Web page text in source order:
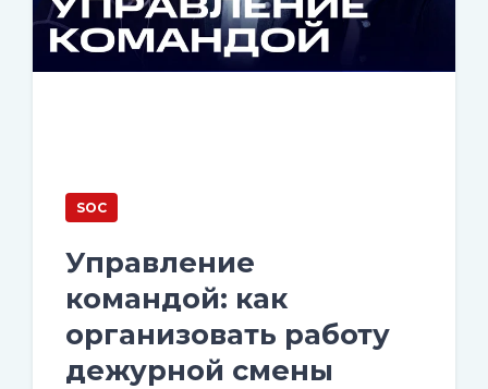
SOC
Управление
командой: как
организовать работу
дежурной смены